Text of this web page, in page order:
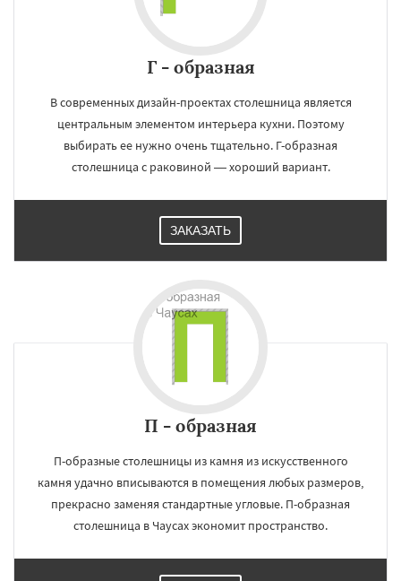
Г - образная
В современных дизайн-проектах столешница является
центральным элементом интерьера кухни. Поэтому
выбирать ее нужно очень тщательно. Г-образная
столешница с раковиной — хороший вариант.
ЗАКАЗАТЬ
П - образная
П-образные столешницы из камня из искусственного
камня удачно вписываются в помещения любых размеров,
прекрасно заменяя стандартные угловые. П-образная
столешница в Чаусах экономит пространство.